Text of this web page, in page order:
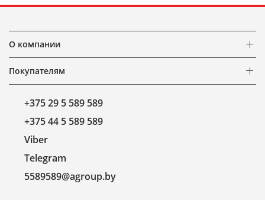
О компании
Покупателям
+375 29 5 589 589
+375 44 5 589 589
Viber
Telegram
5589589@agroup.by